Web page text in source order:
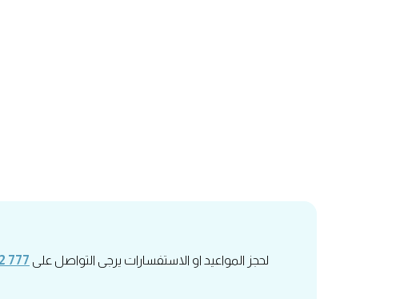
لحجز المواعيد او الاستفسارات يرجى التواصل على 777 12 9200